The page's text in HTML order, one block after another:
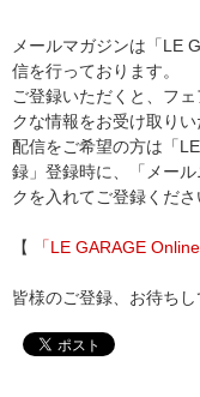
メールマガジンは「LE
信を行っております。
ご登録いただくと、フ
クな情報をお受け取りい
配信をご希望の方は「
録」登録時に、「メー
クを入れてご登録くださ
【 「LE GARAGE
皆様のご登録、お待ちし